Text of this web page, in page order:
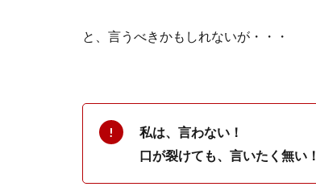
と、言うべきかもしれないが・・・
私は、言わない！
口が裂けても、言いたく無い！